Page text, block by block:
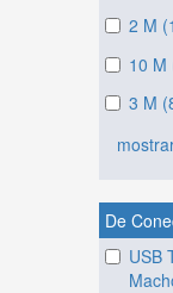
2 M
10 M
3 M
De
USB